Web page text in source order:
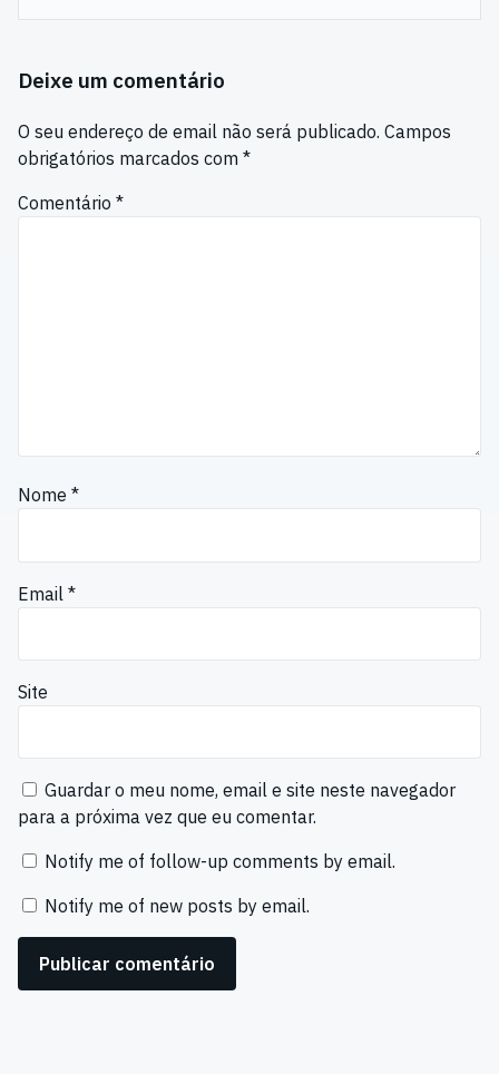
Deixe um comentário
O seu endereço de email não será publicado. Campos
obrigatórios marcados com *
Comentário *
Nome *
Email *
Site
Guardar o meu nome, email e site neste navegador
para a próxima vez que eu comentar.
Notify me of follow-up comments by email.
Notify me of new posts by email.